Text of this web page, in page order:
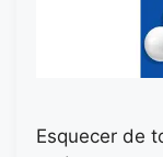
Esquecer de